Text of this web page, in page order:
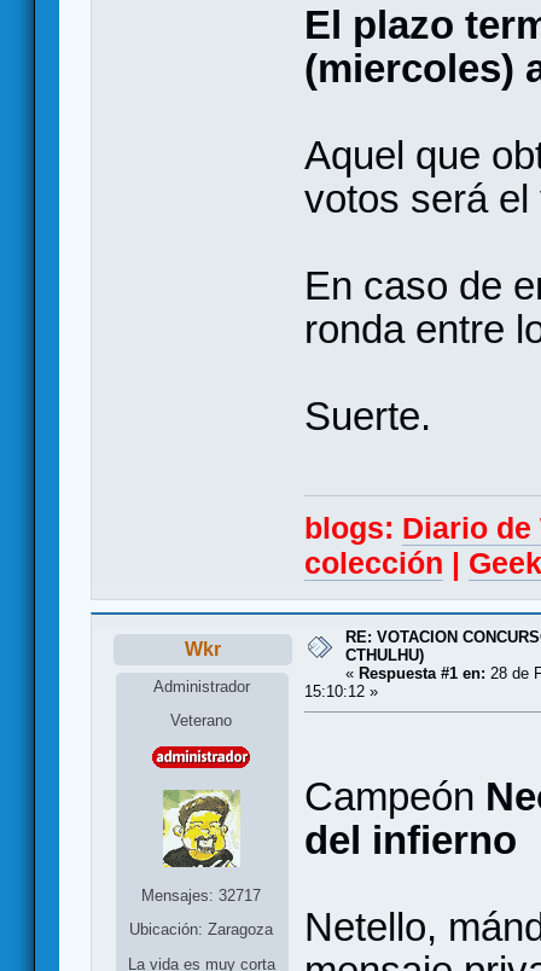
El plazo
(miercoles)
Aquel que
votos será el
En caso de
ronda entre
Suerte.
blogs: Diario
colección |
Wkr
Administrador
Veterano
Mensajes: 32717
Ubicación: Zaragoza
La vida es muy corta
RE: VOTACION
CTHULHU)
« Respuesta #1 en: 28 de
15:10:12 »
Campeón
del infierno
Netello,